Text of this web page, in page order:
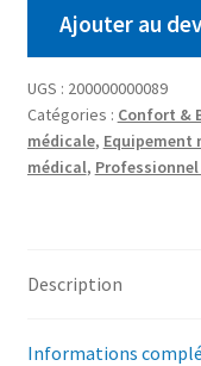
Ajouter au
UGS : 200000000089
Catégories : Confort &
médicale, Equipement
médical,
Description
Informations